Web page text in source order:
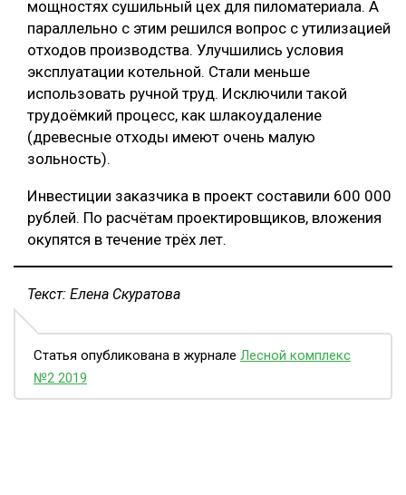
мощностях сушильный цех для пиломатериала. А
параллельно с этим решился вопрос с утилизацией
отходов производства. Улучшились условия
эксплуатации котельной. Стали меньше
использовать ручной труд. Исключили такой
трудоёмкий процесс, как шлакоудаление
(древесные отходы имеют очень малую
зольность).
Инвестиции заказчика в проект составили 600 000
рублей. По расчётам проектировщиков, вложения
окупятся в течение трёх лет.
Текст: Елена Скуратова
Статья опубликована в журнале Лесной комплекс
№2 2019